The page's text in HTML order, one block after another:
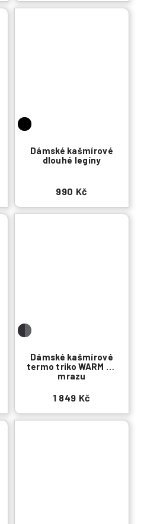
Dámské kašmírové
dlouhé legíny
990 Kč
Dámské kašmírové
termo triko WARM do
mrazu
1 849 Kč